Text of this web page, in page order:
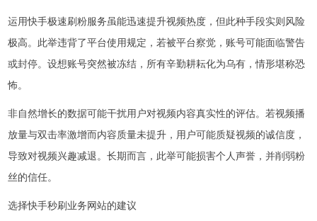
运用快手极速刷粉服务虽能迅速提升视频热度，但此种手段实则风险
极高。此举违背了平台使用规定，若被平台察觉，账号可能面临警告
或封停。设想账号突然被冻结，所有辛勤耕耘化为乌有，情形堪称恐
怖。
非自然增长的数据可能干扰用户对视频内容真实性的评估。若视频播
放量与双击率激增而内容质量未提升，用户可能质疑视频的诚信度，
导致对视频兴趣减退。长期而言，此举可能损害个人声誉，并削弱粉
丝的信任。
选择快手秒刷业务网站的建议